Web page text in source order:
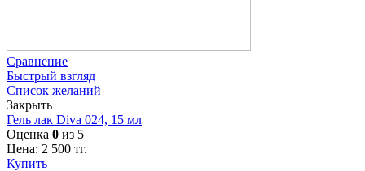
Сравнение
Быстрый взгляд
Список желаний
Закрыть
Гель лак Diva 024, 15 мл
Оценка 0 из 5
Цена: 2 500 тг.
Купить